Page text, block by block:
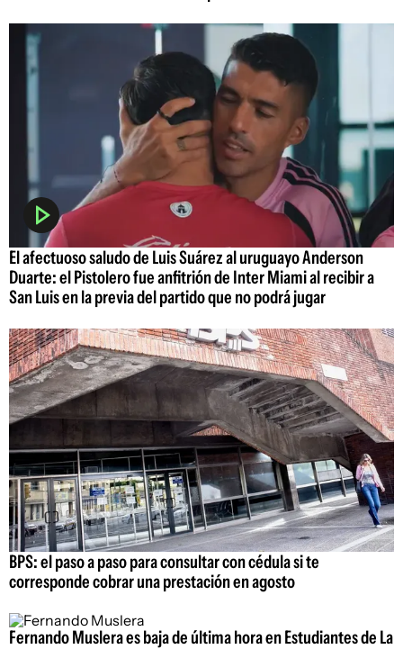
El afectuoso saludo de Luis Suárez al uruguayo Anderson
Duarte: el Pistolero fue anfitrión de Inter Miami al recibir a
San Luis en la previa del partido que no podrá jugar
BPS: el paso a paso para consultar con cédula si te
corresponde cobrar una prestación en agosto
Fernando Muslera es baja de última hora en Estudiantes de La